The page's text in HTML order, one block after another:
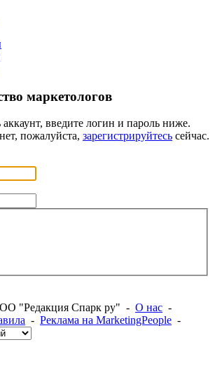
маркетологов
введите логин и пароль ниже.
пожалуйста, зарегистрируйтесь сейчас.
"Редакция Спарк ру" - О нас -
- Реклама на MarketingPeople -